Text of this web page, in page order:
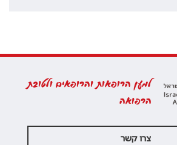
למען הרופאות והרופאים ולטובת
הרפואה
צרו קשר